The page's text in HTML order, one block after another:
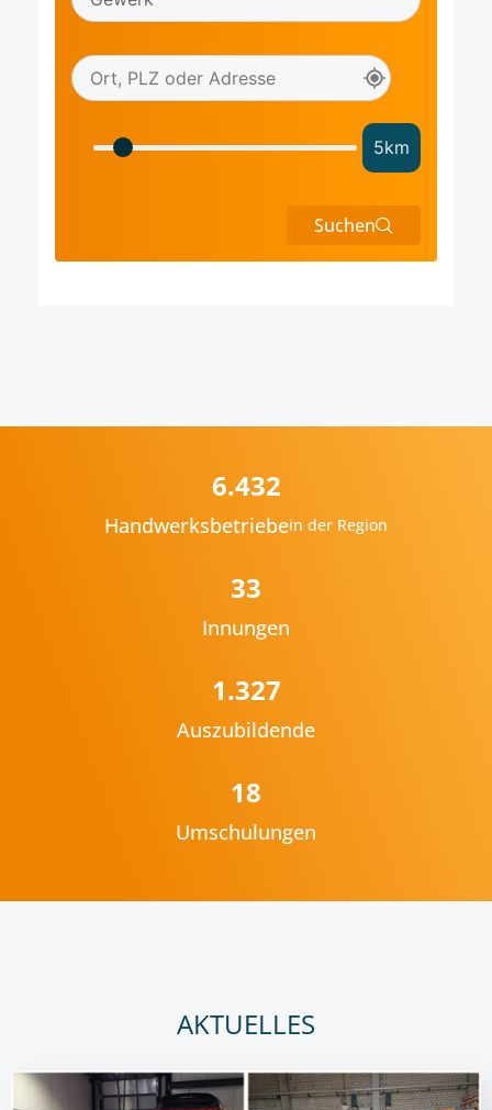
5km
Suchen
Handwerksbetriebein der Region
6.432
Innungen
33
Auszubildende
1.327
Umschulungen
18
AKTUELLES